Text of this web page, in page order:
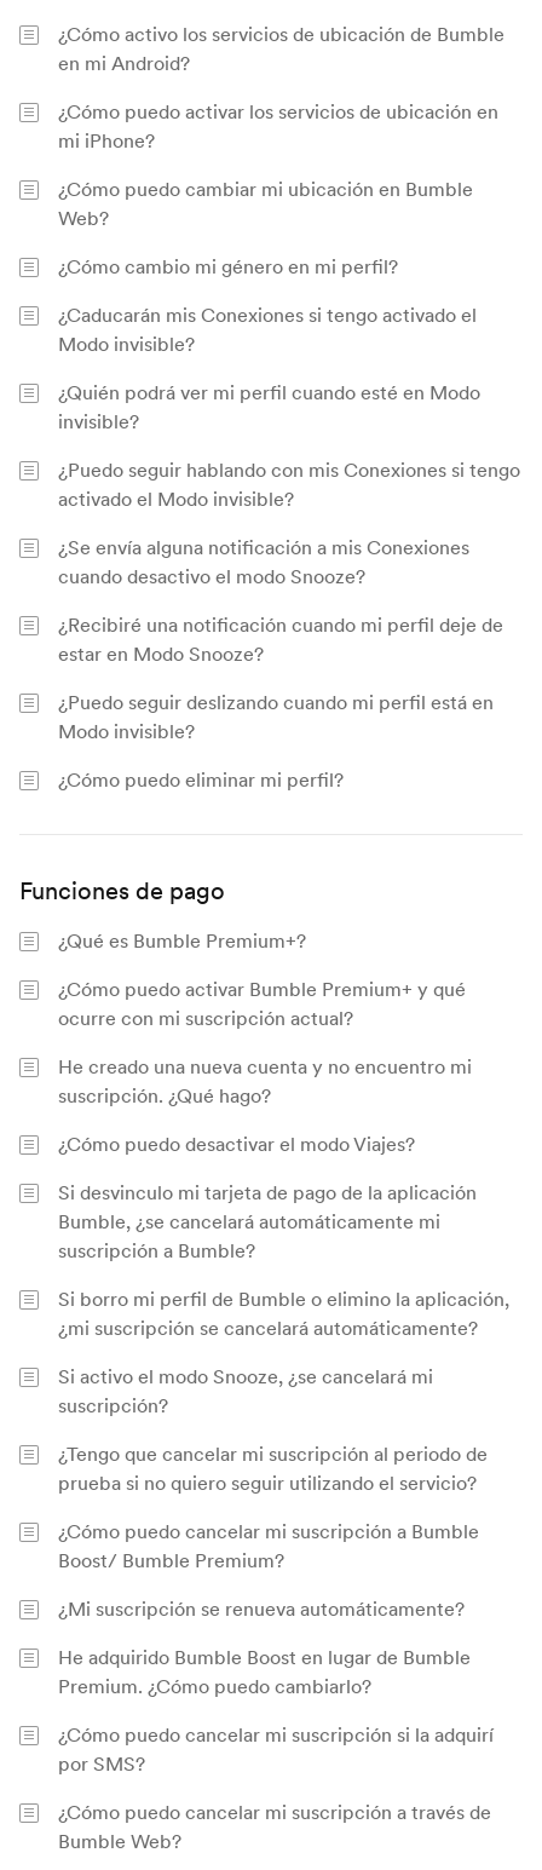
¿Cómo activo los servicios de ubicación de Bumble
en mi Android?
¿Cómo puedo activar los servicios de ubicación en
mi iPhone?
¿Cómo puedo cambiar mi ubicación en Bumble
Web?
¿Cómo cambio mi género en mi perfil?
¿Caducarán mis Conexiones si tengo activado el
Modo invisible?
¿Quién podrá ver mi perfil cuando esté en Modo
invisible?
¿Puedo seguir hablando con mis Conexiones si tengo
activado el Modo invisible?
¿Se envía alguna notificación a mis Conexiones
cuando desactivo el modo Snooze?
¿Recibiré una notificación cuando mi perfil deje de
estar en Modo Snooze?
¿Puedo seguir deslizando cuando mi perfil está en
Modo invisible?
¿Cómo puedo eliminar mi perfil?
Funciones de pago
¿Qué es Bumble Premium+?
¿Cómo puedo activar Bumble Premium+ y qué
ocurre con mi suscripción actual?
He creado una nueva cuenta y no encuentro mi
suscripción. ¿Qué hago?
¿Cómo puedo desactivar el modo Viajes?
Si desvinculo mi tarjeta de pago de la aplicación
Bumble, ¿se cancelará automáticamente mi
suscripción a Bumble?
Si borro mi perfil de Bumble o elimino la aplicación,
¿mi suscripción se cancelará automáticamente?
Si activo el modo Snooze, ¿se cancelará mi
suscripción?
¿Tengo que cancelar mi suscripción al periodo de
prueba si no quiero seguir utilizando el servicio?
¿Cómo puedo cancelar mi suscripción a Bumble
Boost/ Bumble Premium?
¿Mi suscripción se renueva automáticamente?
He adquirido Bumble Boost en lugar de Bumble
Premium. ¿Cómo puedo cambiarlo?
¿Cómo puedo cancelar mi suscripción si la adquirí
por SMS?
¿Cómo puedo cancelar mi suscripción a través de
Bumble Web?